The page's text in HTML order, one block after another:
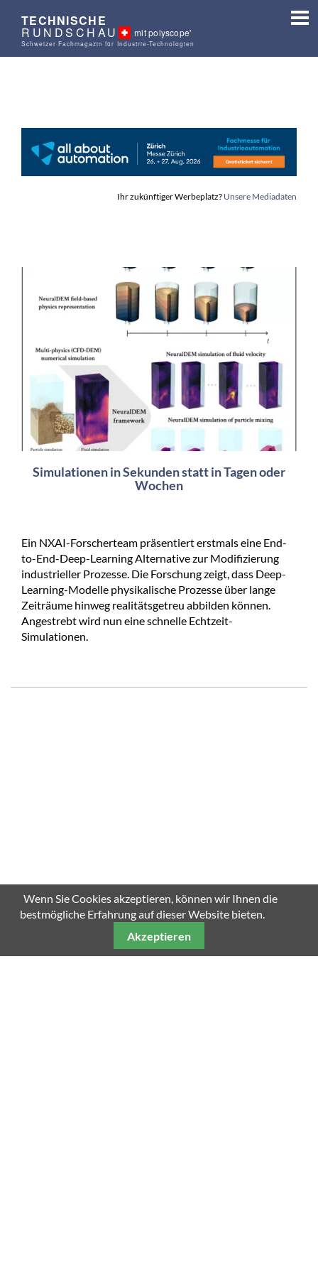
TECHNISCHE
RUNDSCHAU mit polyscope'
Schweizer Fachmagazin für Industrie-Technologien
Ihr zukünftiger Werbeplatz? Unsere Mediadaten
Simulationen in Sekunden statt in Tagen oder
Wochen
Ein NXAI-Forscherteam präsentiert erstmals eine End-
to-End-Deep-Learning Alternative zur Modifizierung
industrieller Prozesse. Die Forschung zeigt, dass Deep-
Learning-Modelle physikalische Prozesse über lange
Zeiträume hinweg realitätsgetreu abbilden können.
Angestrebt wird nun eine schnelle Echtzeit-
Simulationen.
Wenn Sie Cookies akzeptieren, können wir Ihnen die
bestmögliche Erfahrung auf dieser Website bieten.
Akzeptieren